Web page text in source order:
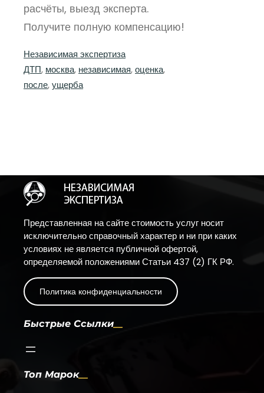
расчёты, выезд эксперта.
Получите полную компенсацию!
Независимая экспертиза
ДТП, москва, независимая, оценка
после, ущерба
Представленная на сайте стоимость услуг носит
исключительно справочный характер и ни при каких
условиях не является публичной офертой,
определяемой положениями Статьи 437 (2) ГК РФ.
Политика конфиденциальности
Быстрые Ссылки
Топ Марок